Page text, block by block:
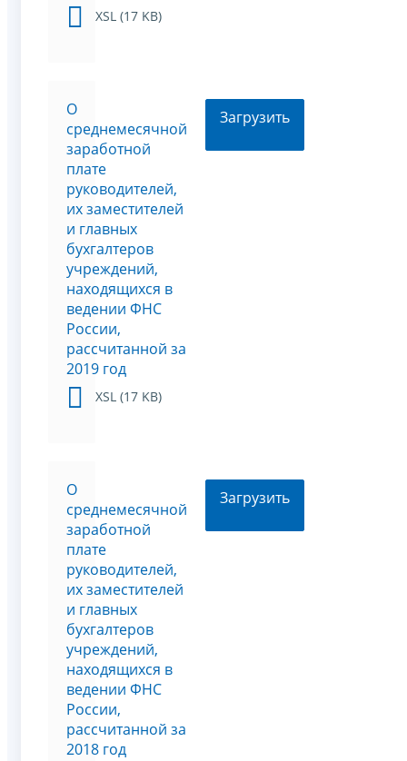
XSL (17 KB)
О
среднемесячной
заработной
плате
руководителей,
их заместителей
и главных
бухгалтеров
учреждений,
находящихся в
ведении ФНС
России,
рассчитанной за
2019 год
XSL (17 KB)
Загрузить
О
среднемесячной
заработной
плате
руководителей,
их заместителей
и главных
бухгалтеров
учреждений,
находящихся в
ведении ФНС
России,
рассчитанной за
2018 год
Загрузить